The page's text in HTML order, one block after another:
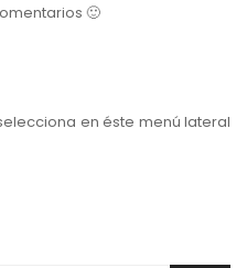
🙂
en éste menú lateral